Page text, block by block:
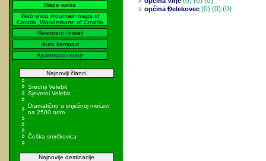
Mapa weba
Web shop mountain maps of
Croatia, Wanderkarte of Croatia
Restorani i hoteli
Auto kampovi
Apartmani i sobe
Najnoviji članci
Srednji Velebit
Sjeverni Velebit
Dramatično u snježnoj mećavi
na 2500 ndm
Češka smrčkovica
Najnovije destinacije
općina Đelekovec (0) (0) (0)